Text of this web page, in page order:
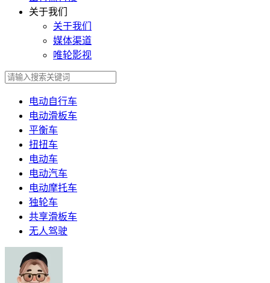
关于我们
关于我们
媒体渠道
唯轮影视
电动自行车
电动滑板车
平衡车
扭扭车
电动车
电动汽车
电动摩托车
独轮车
共享滑板车
无人驾驶